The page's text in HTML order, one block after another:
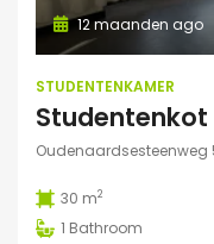
12 maanden ago
STUDENTENKAMER
Studentenkot
Oudenaardsesteenweg
30 m2
1 Bathroom